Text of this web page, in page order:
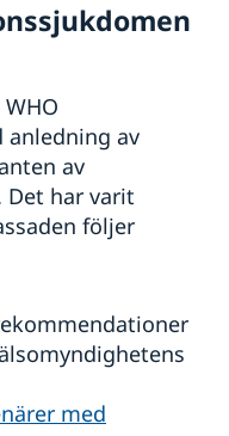
av
av
har varit
följer
med